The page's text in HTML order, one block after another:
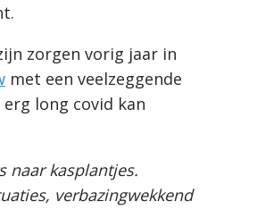
zorgen vorig jaar in
met een veelzeggende
long covid kan
naar kasplantjes.
verbazingwekkend